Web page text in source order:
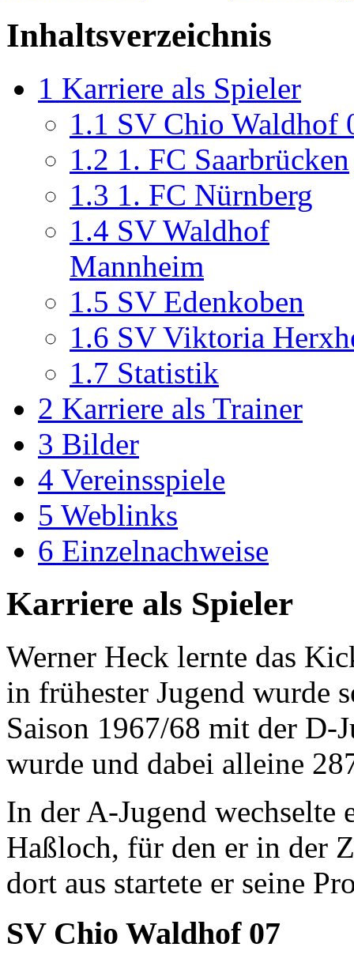
Inhaltsverzeichnis
1 Karriere als Spieler
1.1 SV Chio Waldhof
1.2 1. FC Saarbrücken
1.3 1. FC Nürnberg
1.4 SV Waldhof
Mannheim
1.5 SV Edenkoben
1.6 SV Viktoria
1.7 Statistik
2 Karriere als Trainer
3 Bilder
4 Vereinsspiele
5 Weblinks
6 Einzelnachweise
Karriere als Spieler
Werner Heck lernte das
in frühester Jugend wurde
Saison 1967/68 mit der D-
wurde und dabei alleine
In der A-Jugend
Haßloch, für den er in der
dort aus startete er seine
SV Chio Waldhof 07